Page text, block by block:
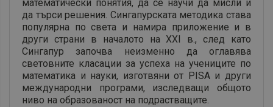
математически понятия, да се научи да мисли и
да търси решения. Сингапурската методика става
популярна по света и намира приложение и в
други страни в началото на XXI в., след като
Сингапур започва неизменно да оглавява
световните класации за успеха на учениците по
математика и науки, изготвяни от PISA и други
международни програми, изследващи общото
ниво на образованост на подрастващите.